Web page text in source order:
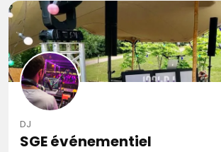
DJ
SGE événementiel